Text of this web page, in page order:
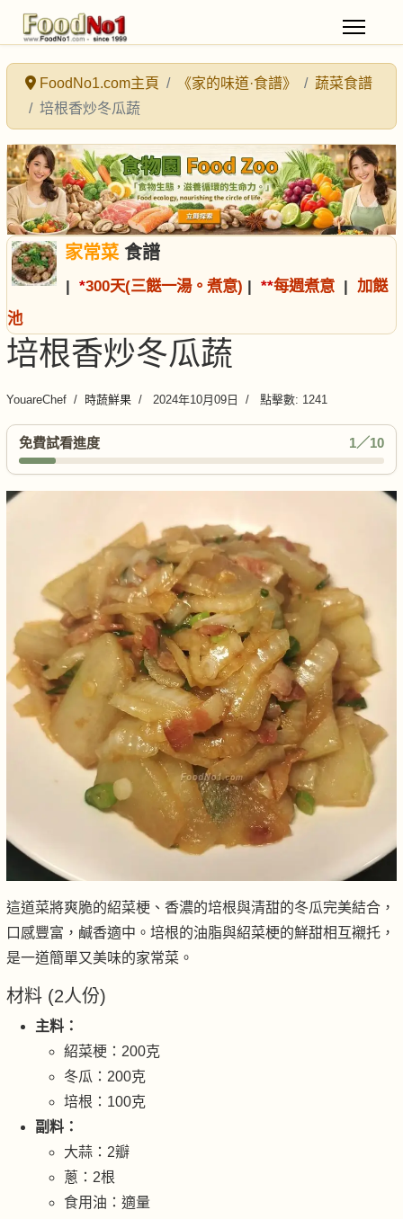
FoodNo1.com主頁 《家的味道·食譜》
蔬菜食譜
培根香炒冬瓜蔬
家常菜食譜
| *300天(三餸一湯。煮意) | **每週煮意 | 加餸
池
培根香炒冬瓜蔬
YouareChef 時蔬鮮果 2024年10月09日 點擊數: 1241
免費試看進度 1／10
這道菜將爽脆的紹菜梗、香濃的培根與清甜的冬瓜完美結合，
口感豐富，鹹香適中。培根的油脂與紹菜梗的鮮甜相互襯托，
是一道簡單又美味的家常菜。
材料 (2人份)
主料：
紹菜梗：200克
冬瓜：200克
培根：100克
副料：
大蒜：2瓣
蔥：2根
食用油：適量